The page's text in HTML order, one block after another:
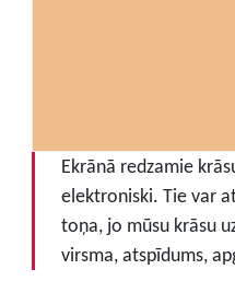
Ekrānā redzamie
elektroniski. Tie var
toņa, jo mūsu krāsu
virsma, atspīdums,